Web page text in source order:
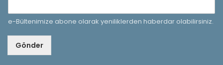
e-Bültenimize abone olarak yeniliklerden haberdar olabilirsiniz.
Gönder